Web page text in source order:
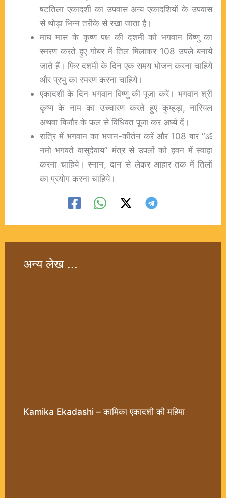
षटतिला एकादशी का उपवास अन्य एकादशियों के उपवास
से थोड़ा भिन्न तरीके से रखा जाता है।
माघ मास के कृष्ण पक्ष की दशमी को भगवान विष्णु का
स्मरण करते हुए गोबर में तिल मिलाकर 108 उपले बनाये
जाते हैं। फिर दशमी के दिन एक समय भोजन करना चाहिये
और प्रभु का स्मरण करना चाहिये।
एकादशी के दिन भगवान विष्णु की पूजा करें। भगवान श्री
कृष्ण के नाम का उच्चारण करते हुए कुम्हड़ा, नारियल
अथवा बिजौर के फल से विधिवत पूजा कर अर्घ्य दें।
रात्रि में भगवान का भजन-कीर्तन करें और 108 बार “ॐ
नमो भगवते वासुदेवाय” मंत्र से उपलों को हवन में स्वाहा
करना चाहिये। स्नान, दान से लेकर आहार तक में तिलों
का प्रयोग करना चाहिये।
अन्य लेख ...
Kamika Ekadashi – कामिका एकादशी की महिमा